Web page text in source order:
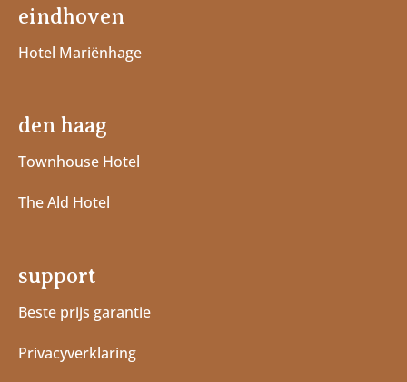
eindhoven
Hotel Mariënhage
den haag
Townhouse Hotel
The Ald Hotel
support
Beste prijs garantie
Privacyverklaring